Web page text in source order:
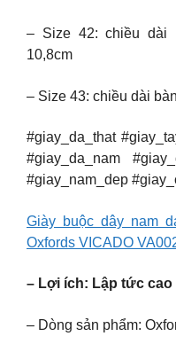
– Size 42: chiều dài
10,8cm
– Size 43: chiều dài
#giay_da_that
#giay_da_nam
#giay_nam_dep
Giày buộc dây nam
Oxfords VICADO
– Lợi ích: Lập tức cao
– Dòng sản phẩm: